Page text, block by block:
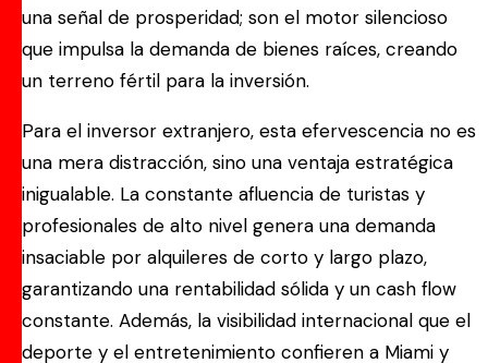
una señal de prosperidad; son el motor silencioso
que impulsa la demanda de bienes raíces, creando
un terreno fértil para la inversión.
Para el inversor extranjero, esta efervescencia no es
una mera distracción, sino una ventaja estratégica
inigualable. La constante afluencia de turistas y
profesionales de alto nivel genera una demanda
insaciable por alquileres de corto y largo plazo,
garantizando una rentabilidad sólida y un cash flow
constante. Además, la visibilidad internacional que el
deporte y el entretenimiento confieren a Miami y